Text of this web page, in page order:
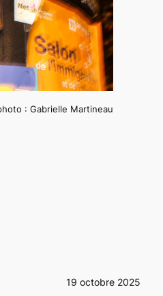
: Gabrielle Martineau
19 octobre 2025